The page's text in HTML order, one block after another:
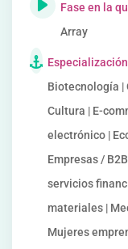
Fase en la
Array
Biotecnología |
Cultura | E-
electrónico |
Empresas /
servicios
materiales |
Mujeres